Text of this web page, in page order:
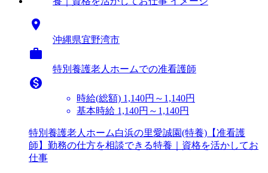

沖縄県宜野湾市

特別養護老人ホームでの准看護師

時給(総額) 1,140円～1,140円
基本時給 1,140円～1,140円
特別養護老人ホーム白浜の里愛誠園(特養)【准看護
師】勤務の仕方を相談できる特養｜資格を活かしてお
仕事